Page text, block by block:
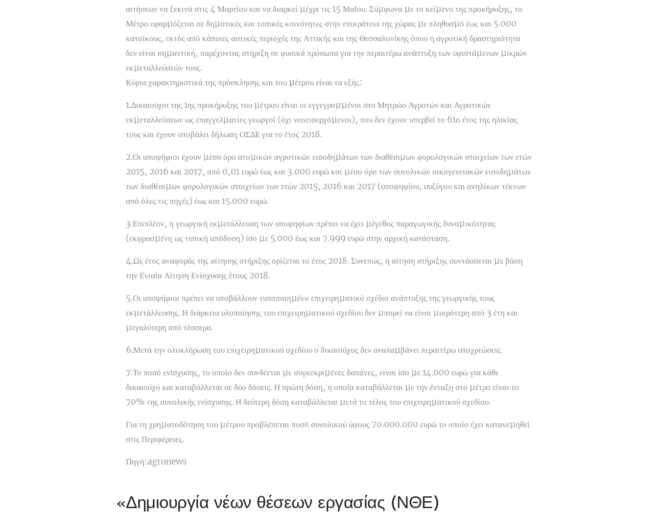
αιτήσεων να ξεκινά στις 4 Μαρτίου και να διαρκεί µέχρι τις 15 Μαΐου. Σύµφωνα µε το κείµενο της προκήρυξης, το
Μέτρο εφαρµόζεται σε δηµοτικές και τοπικές κοινότητες στην επικράτεια της χώρας µε πληθυσµό έως και 5.000
κατοίκους, εκτός από κάποιες αστικές περιοχές της Αττικής και της Θεσσαλονίκης όπου η αγροτική δραστηριότητα
δεν είναι σηµαντική, παρέχοντας στήριξη σε φυσικά πρόσωπα για την περαιτέρω ανάπτυξη των υφιστάµενων µικρών
εκµεταλλεύσεών τους.
Κύρια χαρακτηριστικά της πρόσκλησης και του µέτρου είναι τα εξής:
1.∆ικαιούχοι της 1ης προκήρυξης του µέτρου είναι οι εγγεγραµµένοι στο Μητρώο Αγροτών και Αγροτικών
εκµεταλλεύσεων ως επαγγελµατίες γεωργοί (όχι νεοεισερχόµενοι), που δεν έχουν υπερβεί το 61ο έτος της ηλικίας
τους και έχουν υποβάλει δήλωση ΟΣ∆Ε για το έτος 2018.
2.Οι υποψήφιοι έχουν µέσο όρο ατοµικών αγροτικών εισοδηµάτων των διαθέσιµων φορολογικών στοιχείων των ετών
2015, 2016 και 2017, από 0,01 ευρώ έως και 3.000 ευρώ και µέσο όρο των συνολικών οικογενειακών εισοδηµάτων
των διαθέσιµων φορολογικών στοιχείων των ετών 2015, 2016 και 2017 (υποψηφίου, συζύγου και ανηλίκων τέκνων
από όλες τις πηγές) έως και 15.000 ευρώ.
3.Επιπλέον, η γεωργική εκµετάλλευση των υποψηφίων πρέπει να έχει µέγεθος παραγωγικής δυναµικότητας
(εκφρασµένη ως τυπική απόδοση) ίσο µε 5.000 έως και 7.999 ευρώ στην αρχική κατάσταση.
4.Ως έτος αναφοράς της αίτησης στήριξης ορίζεται το έτος 2018. Συνεπώς, η αίτηση στήριξης συντάσσεται µε βάση
την Ενιαία Αίτηση Ενίσχυσης έτους 2018.
5.Οι υποψήφιοι πρέπει να υποβάλλουν τυποποιηµένο επιχειρηµατικό σχέδιο ανάπτυξης της γεωργικής τους
εκµετάλλευσης. Η διάρκεια υλοποίησης του επιχειρηµατικού σχεδίου δεν µπορεί να είναι µικρότερη από 3 έτη και
µεγαλύτερη από τέσσερα.
6.Μετά την ολοκλήρωση του επιχειρηµατικού σχεδίου ο δικαιούχος δεν αναλαµβάνει περαιτέρω υποχρεώσεις.
7.Το ποσό ενίσχυσης, το οποίο δεν συνδέεται µε συγκεκριµένες δαπάνες, είναι ίσο µε 14.000 ευρώ για κάθε
δικαιούχο και καταβάλλεται σε δύο δόσεις. Η πρώτη δόση, η οποία καταβάλλεται µε την ένταξη στο µέτρο είναι το
70% της συνολικής ενίσχυσης. Η δεύτερη δόση καταβάλλεται µετά το τέλος του επιχειρηµατικού σχεδίου.
Για τη χρηµατοδότηση του µέτρου προβλέπεται ποσό συνολικού ύψους 70.000.000 ευρώ το οποίο έχει κατανεµηθεί
στις Περιφέρειες.
Πηγή:agronews
«Δημιουργία νέων θέσεων εργασίας (ΝΘΕ)